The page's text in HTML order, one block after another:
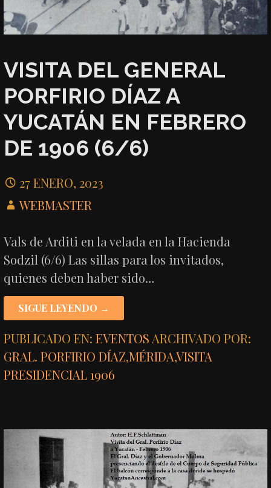
VISITA DEL GENERAL
PORFIRIO DÍAZ A
YUCATÁN EN FEBRERO
DE 1906 (6/6)
27 ENERO, 2023
WEBMASTER
Vals de Arditi en la velada en la Hacienda
Sodzil (6/6) Las sillas para los invitados,
quienes deben haber sido…
SIGUE LEYENDO →
PUBLICADO EN:EVENTOS ARCHIVADO POR:
GRAL. PORFIRIO DÍAZ,MÉRIDA,VISITA
PRESIDENCIAL 1906